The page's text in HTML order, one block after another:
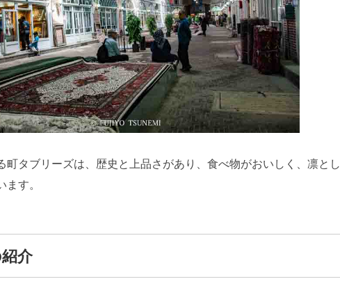
町タブリーズは、歴史と上品さがあり、食べ物がおいしく、凛とし
ます。
介